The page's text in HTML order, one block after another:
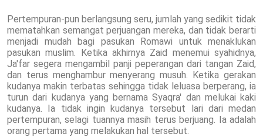
Pertempuran-pun berlangsung seru, jumlah yang sedikit tidak
mematahkan semangat perjuangan mereka, dan tidak berarti
menjadi mudah bagi pasukan Romawi untuk menaklukan
pasukan muslim. Ketika akhirnya Zaid menemui syahidnya,
Ja'far segera mengambil panji peperangan dari tangan Zaid,
dan terus menghambur menyerang musuh. Ketika gerakan
kudanya makin terbatas sehingga tidak leluasa berperang, ia
turun dari kudanya yang bernama Syaqra' dan melukai kaki
kudanya. Ia tidak ingin kudanya tersebut lari dari medan
pertempuran, selagi tuannya masih terus berjuang. Ia adalah
orang pertama yang melakukan hal tersebut.